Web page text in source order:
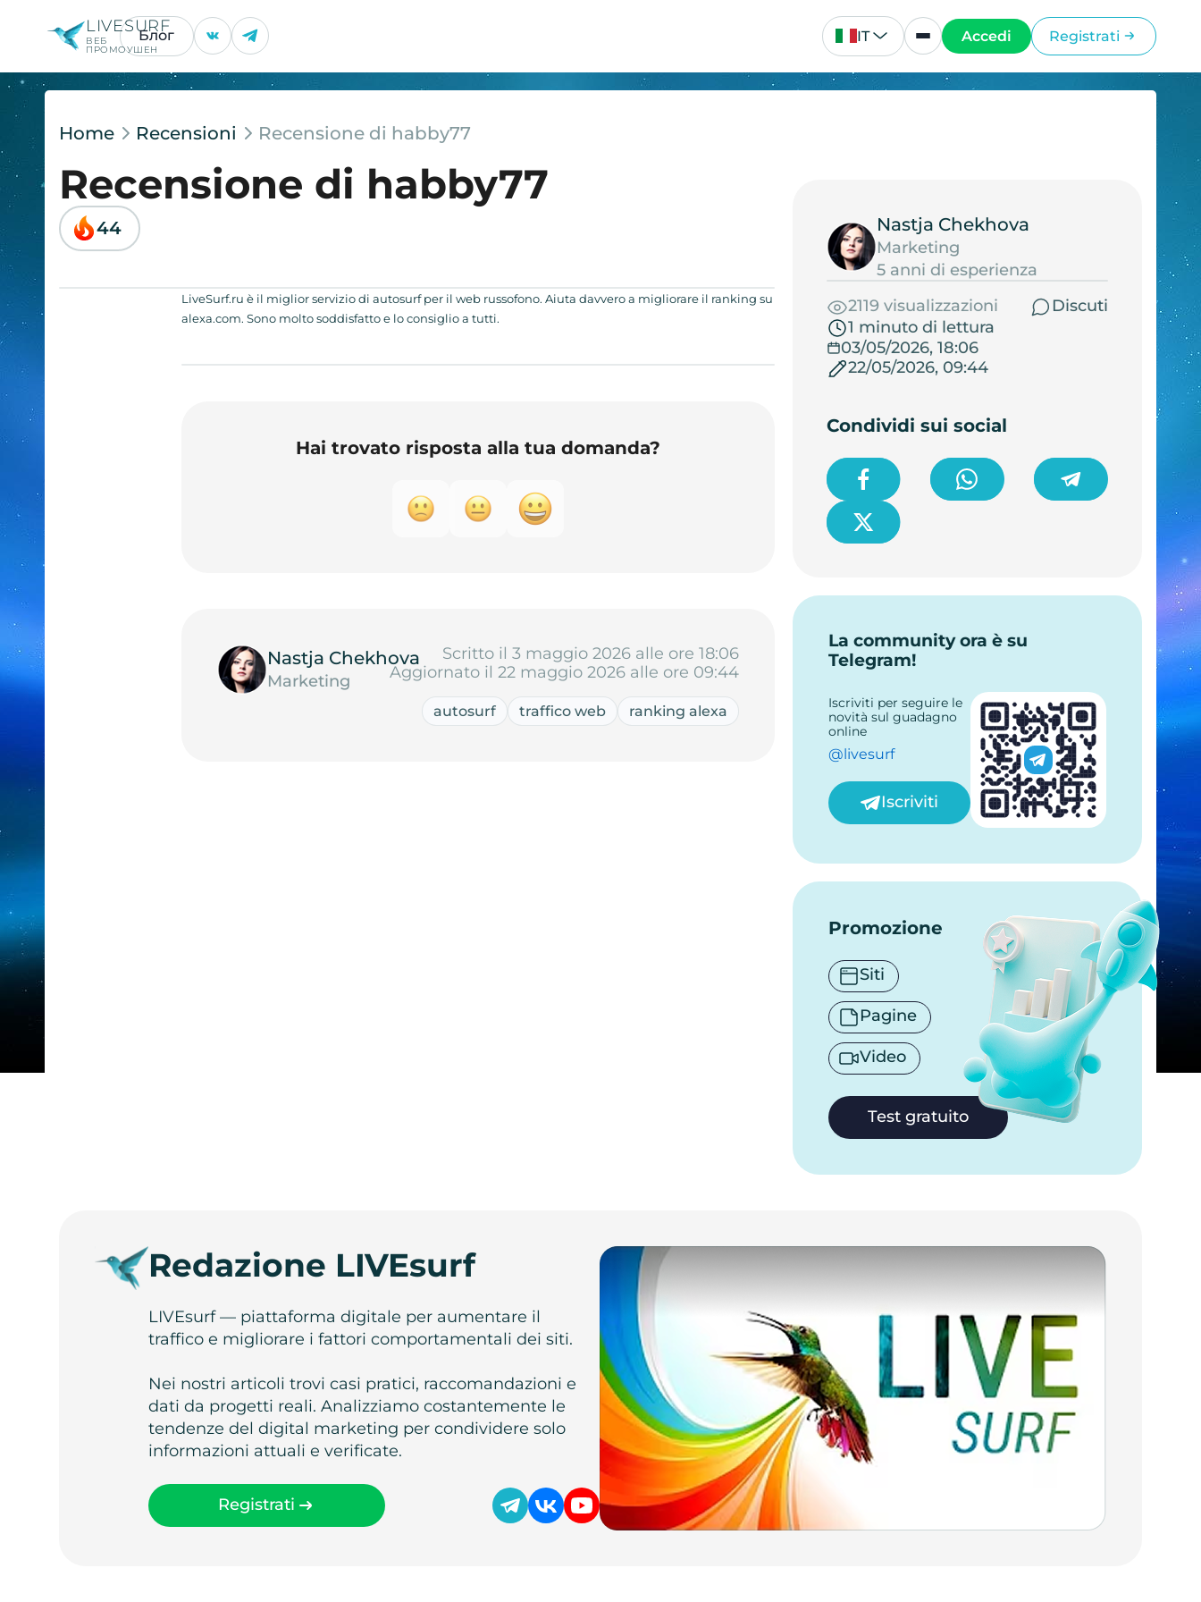
LIVESURF
ВЕБ
ПРОМОУШЕН
Блог IT Accedi Registrati
Home Recensioni Recensione di habby77
Recensione di habby77
44
LiveSurf.ru è il miglior servizio di autosurf per il web russofono. Aiuta davvero a migliorare il ranking su
alexa.com. Sono molto soddisfatto e lo consiglio a tutti.
Hai trovato risposta alla tua domanda?
Nastja Chekhova
Marketing
Scritto il 3 maggio 2026 alle ore 18:06
Aggiornato il 22 maggio 2026 alle ore 09:44
autosurf traffico web ranking alexa
Nastja Chekhova
Marketing
5 anni di esperienza
2119 visualizzazioni
Discuti
1 minuto di lettura
03/05/2026, 18:06
22/05/2026, 09:44
Condividi sui social
La community ora è su
Telegram!
Iscriviti per seguire le
novità sul guadagno
online
@livesurf
Iscriviti
Promozione
Siti
Pagine
Video
Test gratuito
Redazione LIVEsurf
LIVEsurf — piattaforma digitale per aumentare il
traffico e migliorare i fattori comportamentali dei siti.
Nei nostri articoli trovi casi pratici, raccomandazioni e
dati da progetti reali. Analizziamo costantemente le
tendenze del digital marketing per condividere solo
informazioni attuali e verificate.
Registrati